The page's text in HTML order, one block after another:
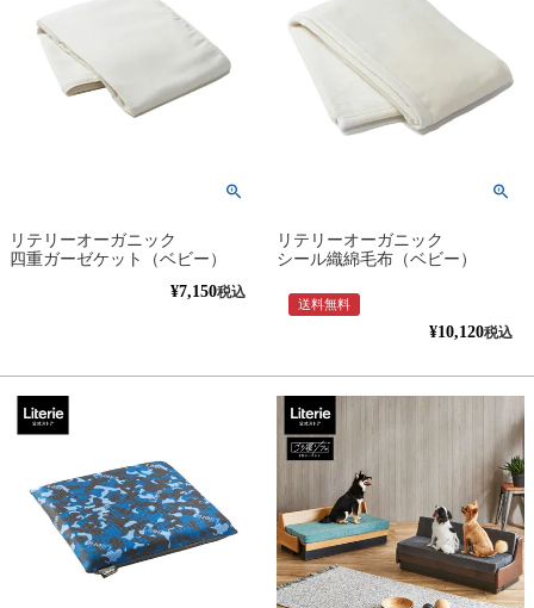
リテリーオーガニック
四重ガーゼケット（ベビー）
¥7,150税込
リテリーオーガニック
シール織綿毛布（ベビー）
送料無料
¥10,120税込